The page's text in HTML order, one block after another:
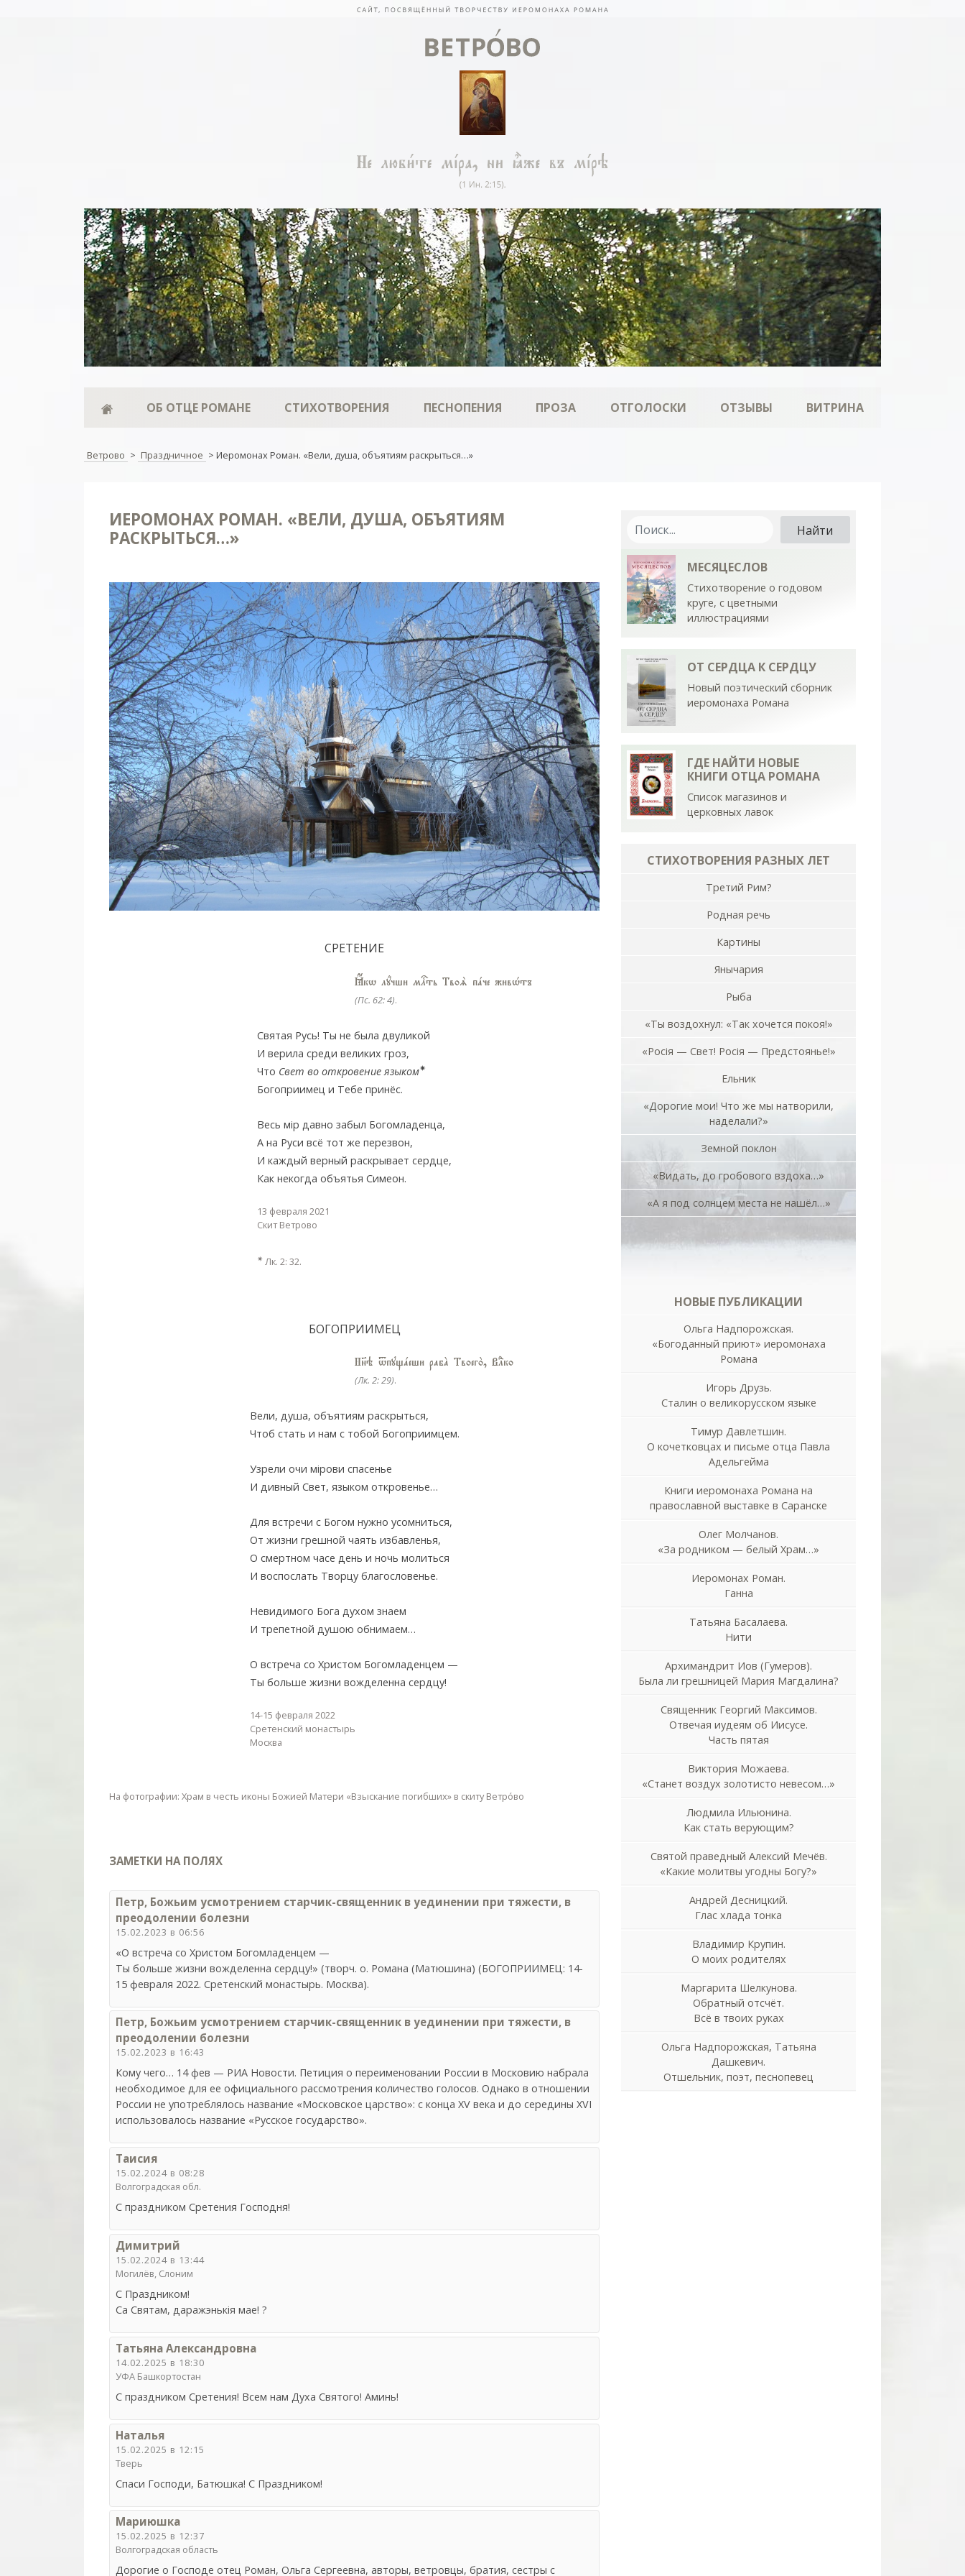
ОБ ОТЦЕ РОМАНЕ СТИХОТВОРЕНИЯ ПЕСНОПЕНИЯ ПРОЗА ОТГОЛОСКИ ОТЗЫВЫ ВИТРИНА
Ветрово > Праздничное > Иеромонах Роман. «Вели, душа, объятиям раскрыться…»
ИЕРОМОНАХ РОМАН. «ВЕЛИ, ДУША, ОБЪЯТИЯМ
РАСКРЫТЬСЯ…»
СРЕТЕНИЕ
Ћкw лyчши млcть ТвоS пaче живHтъ
(Пс. 62: 4).
Святая Русь! Ты не была двуликой
И верила среди великих гроз,
Что Свет во откровение языком✷
Богоприимец и Тебе принёс.
Весь мiр давно забыл Богомладенца,
А на Руси всё тот же перезвон,
И каждый верный раскрывает сердце,
Как некогда объятья Симеон.
13 февраля 2021
Скит Ветрово
✷ Лк. 2: 32.
БОГОПРИИМЕЦ
Нн7э tпущaеши рабA Твоего2, ВLко
(Лк. 2: 29).
Вели, душа, объятиям раскрыться,
Чтоб стать и нам с тобой Богоприимцем.
Узрели очи мiрови спасенье
И дивный Свет, языком откровенье…
Для встречи с Богом нужно усомниться,
От жизни грешной чаять избавленья,
О смертном часе день и ночь молиться
И воспослать Творцу благословенье.
Невидимого Бога духом знаем
И трепетной душою обнимаем…
О встреча со Христом Богомладенцем —
Ты больше жизни вожделенна сердцу!
14-15 февраля 2022
Сретенский монастырь
Москва
На фотографии: Храм в честь иконы Божией Матери «Взыскание погибших» в скиту Ветро́во
ЗАМЕТКИ НА ПОЛЯХ
Петр, Божьим усмотрением старчик-священник в уединении при тяжести, в
преодолении болезни
15.02.2023 в 06:56
«О встреча со Христом Богомладенцем —
Ты больше жизни вожделенна сердцу!» (творч. о. Романа (Матюшина) (БОГОПРИИМЕЦ: 14-
15 февраля 2022. Сретенский монастырь. Москва).
Петр, Божьим усмотрением старчик-священник в уединении при тяжести, в
преодолении болезни
15.02.2023 в 16:43
Кому чего… 14 фев — РИА Новости. Петиция о переименовании России в Московию набрала
необходимое для ее официального рассмотрения количество голосов. Однако в отношении
России не употреблялось название «Московское царство»: с конца XV века и до середины XVI
использовалось название «Русское государство».
Таисия
15.02.2024 в 08:28
Волгоградская обл.
С праздником Сретения Господня!
Димитрий
15.02.2024 в 13:44
Могилёв, Слоним
С Праздником!
Са Святам, даражэнькiя мае! ?
Татьяна Александровна
14.02.2025 в 18:30
УФА Башкортостан
С праздником Сретения! Всем нам Духа Святого! Аминь!
Наталья
15.02.2025 в 12:15
Тверь
Спаси Господи, Батюшка! С Праздником!
Мариюшка
15.02.2025 в 12:37
Волгоградская область
Дорогие о Господе отец Роман, Ольга Сергеевна, авторы, ветровцы, братия, сестры с
МЕСЯЦЕСЛОВ
Стихотворение о годовом
круге, с цветными
иллюстрациями
ОТ СЕРДЦА К СЕРДЦУ
Новый поэтический сборник
иеромонаха Романа
ГДЕ НАЙТИ НОВЫЕ
КНИГИ ОТЦА РОМАНА
Список магазинов и
церковных лавок
СТИХОТВОРЕНИЯ РАЗНЫХ ЛЕТ
Третий Рим?
Родная речь
Картины
Янычария
Рыба
«Ты воздохнул: «Так хочется покоя!»
«Росiя — Свет! Росiя — Предстоянье!»
Ельник
«Дорогие мои! Что же мы натворили,
наделали?»
Земной поклон
«Видать, до гробового вздоха…»
«А я под солнцем места не нашёл…»
НОВЫЕ ПУБЛИКАЦИИ
Ольга Надпорожская.
«Богоданный приют» иеромонаха
Романа
Игорь Друзь.
Сталин о великорусском языке
Тимур Давлетшин.
О кочетковцах и письме отца Павла
Адельгейма
Книги иеромонаха Романа на
православной выставке в Саранске
Олег Молчанов.
«За родником — белый Храм…»
Иеромонах Роман.
Ганна
Татьяна Басалаева.
Нити
Архимандрит Иов (Гумеров).
Была ли грешницей Мария Магдалина?
Священник Георгий Максимов.
Отвечая иудеям об Иисусе.
Часть пятая
Виктория Можаева.
«Станет воздух золотисто невесом…»
Людмила Ильюнина.
Как стать верующим?
Святой праведный Алексий Мечёв.
«Какие молитвы угодны Богу?»
Андрей Десницкий.
Глас хлада тонка
Владимир Крупин.
О моих родителях
Маргарита Шелкунова.
Обратный отсчёт.
Всё в твоих руках
Ольга Надпорожская, Татьяна
Дашкевич.
Отшельник, поэт, песнопевец